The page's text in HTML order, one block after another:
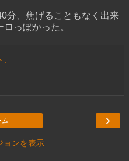
分、焦げることもなく出来
っぽかった。
:
›
ム
ョンを表示